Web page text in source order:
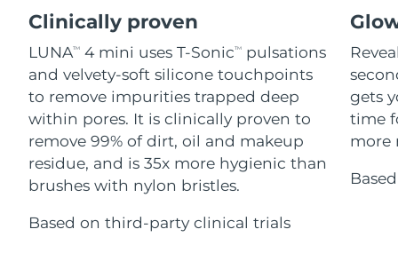
Clinically proven
LUNATM 4 mini uses T-SonicTM
pulsations
and velvety-soft silicone touchpoints
to remove impurities trapped deep
within pores. It is clinically proven to
remove 99% of dirt, oil and makeup
residue, and is 35x more hygienic than
brushes with nylon bristles.
Based on third-party clinical trials
gets
time
more
18% PAP
Kozmetik ürünleri
Tüm Ürünler
12/08/2026
Yunanistan
Tahmini teslim tarihi
Çin Hong Kong ÖİB
Tahmini teslim tarihi
09/08/2026
Macaristan
Tahmini teslim tarihi
08/08/2026
İzlanda